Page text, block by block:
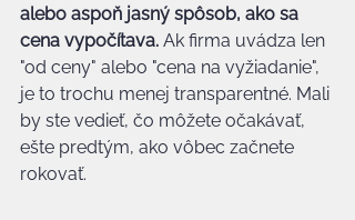
alebo aspoň jasný spôsob, ako sa
cena vypočítava. Ak firma uvádza len
"od ceny" alebo "cena na vyžiadanie",
je to trochu menej transparentné. Mali
by ste vedieť, čo môžete očakávať,
ešte predtým, ako vôbec začnete
rokovať.